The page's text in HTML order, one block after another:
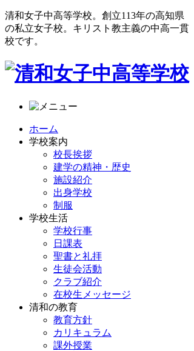
清和女子中高等学校。創立113年の高知県
の私立女子校。キリスト教主義の中高一貫
校です。
ホーム
学校案内
校長挨拶
建学の精神・歴史
施設紹介
出身学校
制服
学校生活
学校行事
日課表
聖書と礼拝
生徒会活動
クラブ紹介
在校生メッセージ
清和の教育
教育方針
カリキュラム
課外授業